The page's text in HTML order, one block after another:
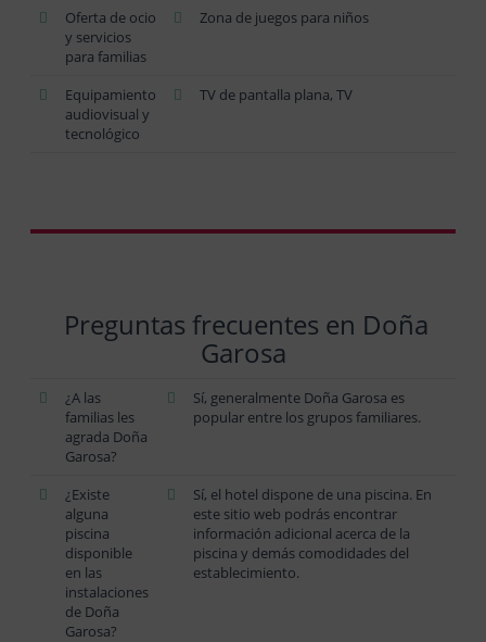
Oferta de ocio
y servicios
para familias
Zona de juegos para niños
Equipamiento
audiovisual y
tecnológico
TV de pantalla plana, TV
Preguntas frecuentes en Doña
Garosa
¿A las
familias les
agrada Doña
Garosa?
Sí, generalmente Doña Garosa es
popular entre los grupos familiares.
¿Existe
alguna
piscina
disponible
en las
instalaciones
de Doña
Garosa?
Sí, el hotel dispone de una piscina. En
este sitio web podrás encontrar
información adicional acerca de la
piscina y demás comodidades del
establecimiento.